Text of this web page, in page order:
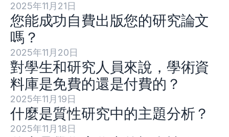
2025年11月21日
您能成功自費出版您的研究論文
嗎？
2025年11月20日
對學生和研究人員來說，學術資
料庫是免費的還是付費的？
2025年11月19日
什麼是質性研究中的主題分析？
2025年11月18日